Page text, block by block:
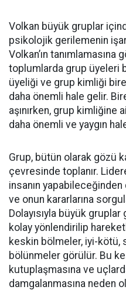
Volkan büyük gruplar
psikolojik gerilemenin
Volkan’ın
toplumlarda grup üyeleri
üyeliği ve grup kimliği
daha önemli hale gelir.
aşınırken, grup kimliğine
daha önemli ve yaygın
Grup, bütün olarak gözü
çevresinde toplanır.
insanın
ve onun kararlarına
Dolayısıyla büyük
kolay yönlendirilip
keskin bölmeler, iyi-kötü,
bölünmeler görülür. Bu
kutuplaşmasına ve
damgalanmasına neden